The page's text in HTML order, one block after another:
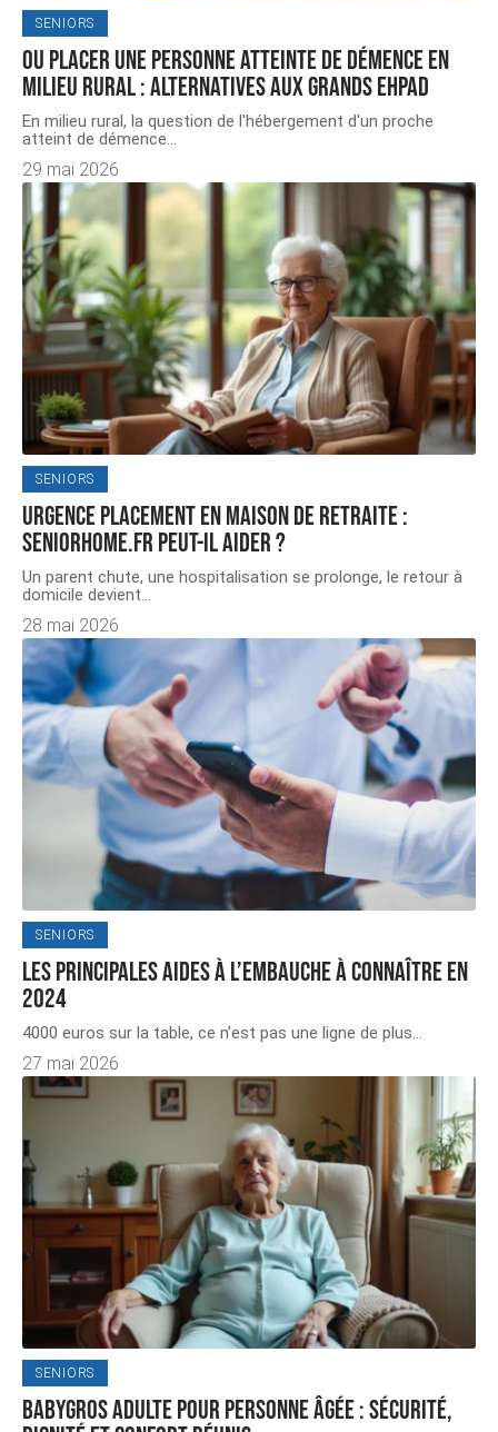
SENIORS
Ou placer une personne atteinte de démence en
milieu rural : alternatives aux grands EHPAD
En milieu rural, la question de l'hébergement d'un proche
atteint de démence…
29 mai 2026
SENIORS
Urgence placement en maison de retraite :
seniorhome.fr peut-il aider ?
Un parent chute, une hospitalisation se prolonge, le retour à
domicile devient…
28 mai 2026
SENIORS
Les principales aides à l’embauche à connaître en
2024
4000 euros sur la table, ce n'est pas une ligne de plus…
27 mai 2026
SENIORS
Babygros adulte pour personne âgée : sécurité,